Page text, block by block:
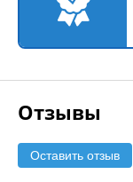
Отзывы
Оставить отзыв